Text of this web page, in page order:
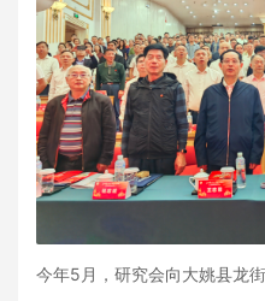
今年5月，研究会向大姚县龙